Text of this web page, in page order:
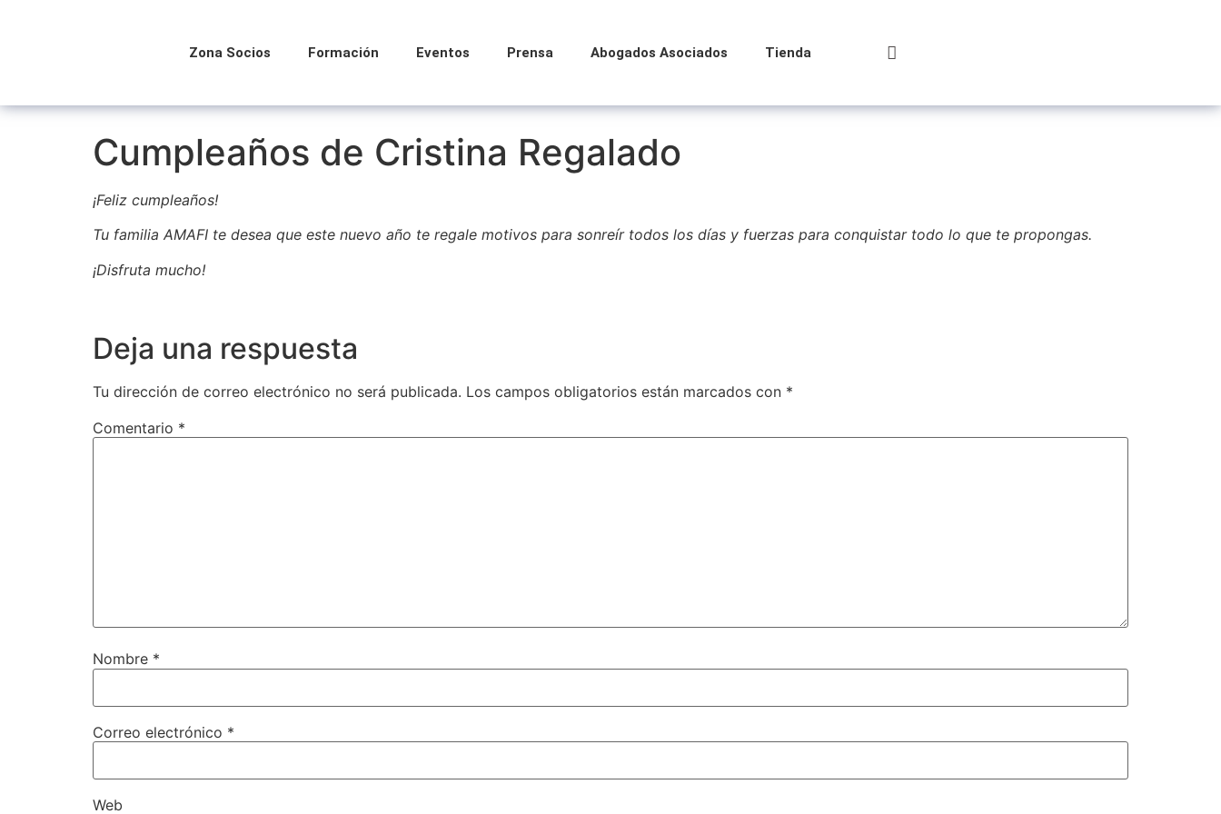
Zona Socios Formación Eventos Prensa Abogados Asociados Tienda
Cumpleaños de Cristina Regalado
¡Feliz cumpleaños!
Tu familia AMAFI te desea que este nuevo año te regale motivos para sonreír todos los días y fuerzas para conquistar todo lo que te propongas.
¡Disfruta mucho!
Deja una respuesta
Tu dirección de correo electrónico no será publicada. Los campos obligatorios están marcados con *
Comentario *
Nombre *
Correo electrónico *
Web